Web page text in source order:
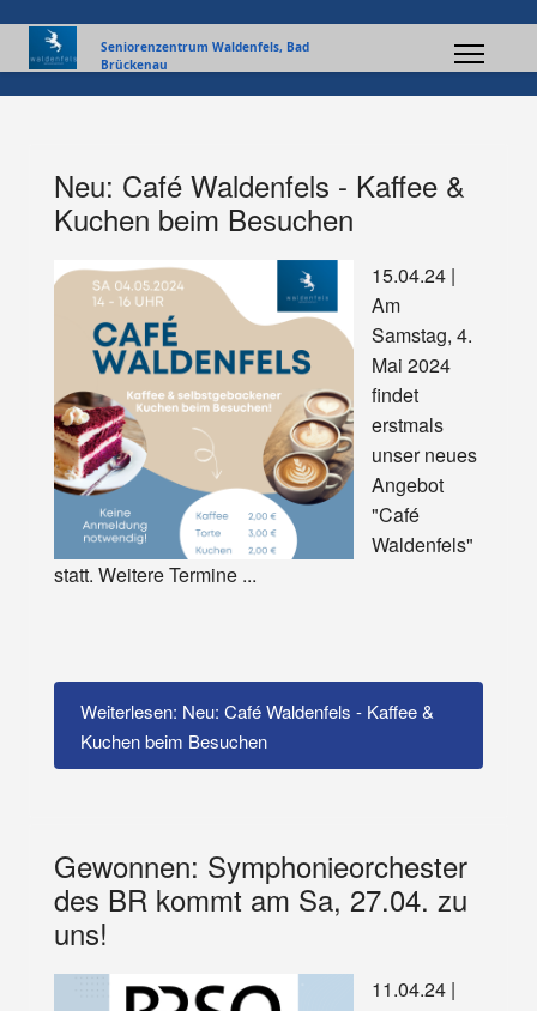
Seniorenzentrum Waldenfels, Bad
Brückenau
Neu: Café Waldenfels - Kaffee &
Kuchen beim Besuchen
15.04.24 |
Am
Samstag, 4.
Mai 2024
findet
erstmals
unser neues
Angebot
"Café
Waldenfels"
statt. Weitere Termine ...
Weiterlesen: Neu: Café Waldenfels - Kaffee &
Kuchen beim Besuchen
Gewonnen: Symphonieorchester
des BR kommt am Sa, 27.04. zu
uns!
11.04.24 |